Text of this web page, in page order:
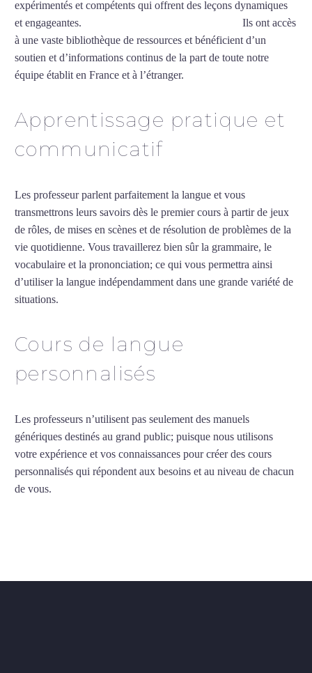
expérimentés et compétents qui offrent des leçons dynamiques
et engageantes.
Ils ont accès
à une vaste bibliothèque de ressources et bénéficient d’un
soutien et d’informations continus de la part de toute notre
équipe établit en France et à l’étranger.
Apprentissage pratique et
communicatif
Les professeur parlent parfaitement la langue et vous
transmettrons leurs savoirs dès le premier cours à partir de jeux
de rôles, de mises en scènes et de résolution de problèmes de la
vie quotidienne. Vous travaillerez bien sûr la grammaire, le
vocabulaire et la prononciation; ce qui vous permettra ainsi
d’utiliser la langue indépendamment dans une grande variété de
situations.
Cours de langue
personnalisés
Les professeurs n’utilisent pas seulement des manuels
génériques destinés au grand public; puisque nous utilisons
votre expérience et vos connaissances pour créer des cours
personnalisés qui répondent aux besoins et au niveau de chacun
de vous.